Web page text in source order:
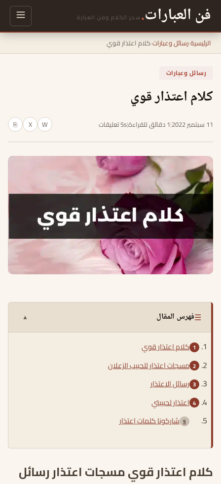
فن العبارات. سحر الكلام وفن العبارة
الرئيسية›رسائل وعبارات›كلام اعتذار قوي
رسائل وعبارات
كلام اعتذار قوي
11 سبتمبر 2022 |1 دقائق للقراءة |5s تعليقات W
X
⎘
☰فهرس المقال ▲
كلام اعتذار قوي
مسجات اعتذار للحبيب الزعلان
رسائل الاعتذار
اعتذار لحبيبتي
شاركونا كلمات اعتذار
كلام اعتذار قوي مسجات اعتذار رسائل